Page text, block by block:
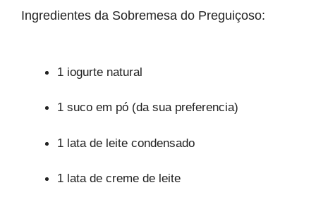
Ingredientes da Sobremesa do Preguiçoso:
1 iogurte natural
1 suco em pó (da sua preferencia)
1 lata de leite condensado
1 lata de creme de leite